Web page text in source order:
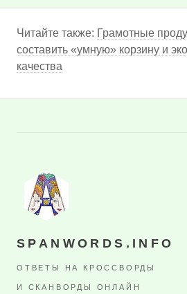
Читайте также: Грамотные
составить «умную» корзину и
качества
SPANWORDS.INFO
ОТВЕТЫ НА КРОССВОРДЫ
И СКАНВОРДЫ ОНЛАЙН